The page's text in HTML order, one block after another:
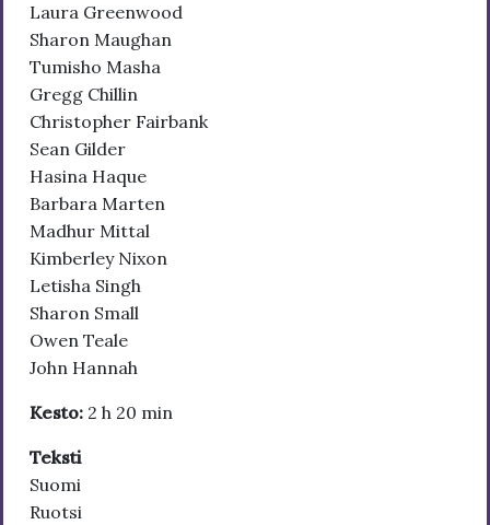
Laura Greenwood
Sharon Maughan
Tumisho Masha
Gregg Chillin
Christopher Fairbank
Sean Gilder
Hasina Haque
Barbara Marten
Madhur Mittal
Kimberley Nixon
Letisha Singh
Sharon Small
Owen Teale
John Hannah
Kesto: 2 h 20 min
Teksti
Suomi
Ruotsi